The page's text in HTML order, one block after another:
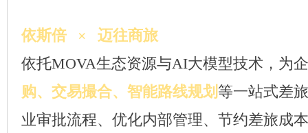
依斯倍 × 迈往商旅
依托MOVA生态资源与AI大模型技术，为
购、交易撮合、智能路线规划 等一站式差
业审批流程、优化内部管理、节约差旅成